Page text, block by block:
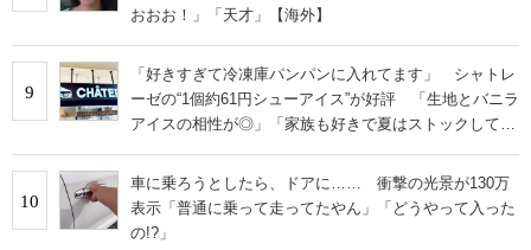
おおお！」「天才」【海外】
9
「好きすぎて冷凍庫パンパンに入れてます」 シャトレ
ーゼの“1個約61円シューアイス”が好評 「生地とバニラ
アイスの相性が◎」「家族も好きで夏はストックして
10
車に乗ろうとしたら、ドアに…… 衝撃の光景が130万
表示「普通に乗って走ってたやん」「どうやって入った
の!?」